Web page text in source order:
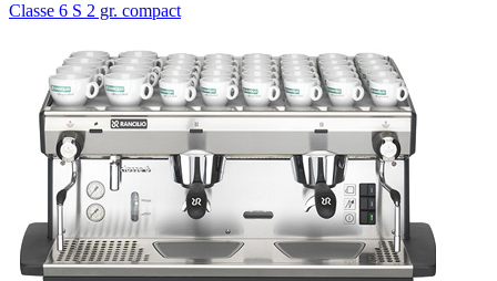
Classe 6 S 2 gr. compact